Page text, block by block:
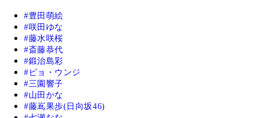
豊田萌絵
咲田ゆな
藤水咲桜
斎藤恭代
鍛治島彩
ピョ・ウンジ
三園響子
山田かな
藤嶌果歩(日向坂46)